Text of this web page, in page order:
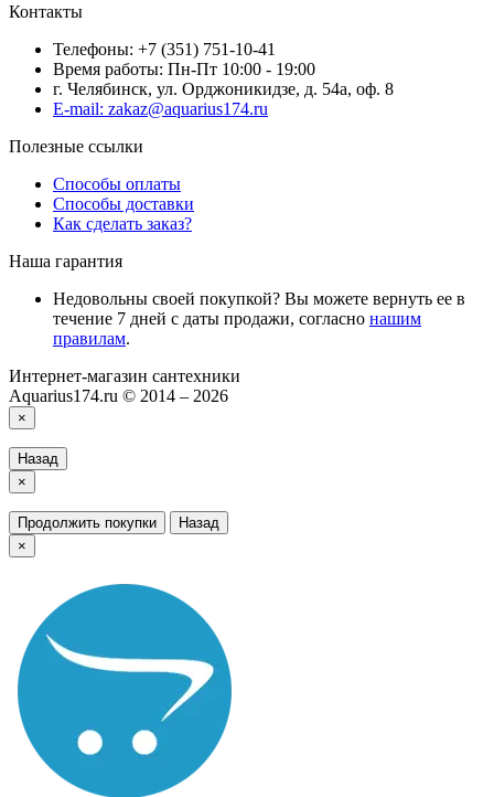
Контакты
Телефоны: +7 (351) 751-10-41
Время работы: Пн-Пт 10:00 - 19:00
г. Челябинск, ул. Орджоникидзе, д. 54а, оф. 8
E-mail: zakaz@aquarius174.ru
Полезные ссылки
Способы оплаты
Способы доставки
Как сделать заказ?
Наша гарантия
Недовольны своей покупкой? Вы можете вернуть ее в
течение 7 дней с даты продажи, согласно нашим
правилам.
Интернет-магазин сантехники
Aquarius174.ru © 2014 – 2026
×
Назад
×
Продолжить покупки
Назад
×